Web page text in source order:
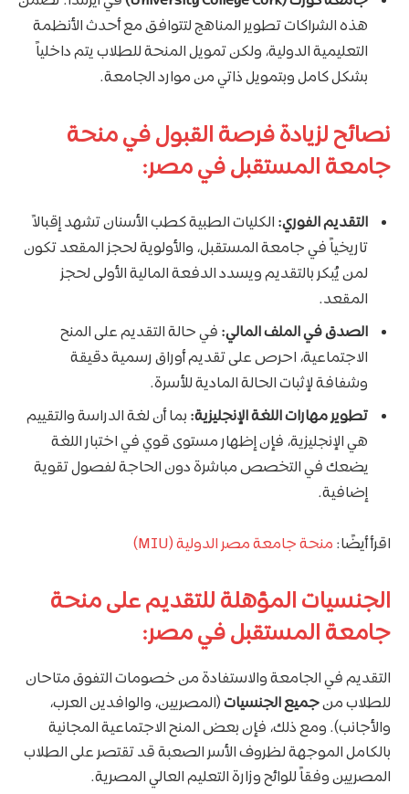
هذه الشراكات تطوير المناهج لتتوافق مع أحدث الأنظمة
التعليمية الدولية، ولكن تمويل المنحة للطلاب يتم داخلياً
بشكل كامل وبتمويل ذاتي من موارد الجامعة.
نصائح لزيادة فرصة القبول في منحة
جامعة المستقبل في مصر:
التقديم الفوري: الكليات الطبية كطب الأسنان تشهد إقبالاً
تاريخياً في جامعة المستقبل، والأولوية لحجز المقعد تكون
لمن يُبكر بالتقديم ويسدد الدفعة المالية الأولى لحجز
المقعد.
الصدق في الملف المالي: في حالة التقديم على المنح
الاجتماعية، احرص على تقديم أوراق رسمية دقيقة
وشفافة لإثبات الحالة المادية للأسرة.
تطوير مهارات اللغة الإنجليزية: بما أن لغة الدراسة والتقييم
هي الإنجليزية، فإن إظهار مستوى قوي في اختبار اللغة
يضعك في التخصص مباشرة دون الحاجة لفصول تقوية
إضافية.
اقرأ أيضًا: منحة جامعة مصر الدولية (MIU)
الجنسيات المؤهلة للتقديم على منحة
جامعة المستقبل في مصر:
التقديم في الجامعة والاستفادة من خصومات التفوق متاحان
للطلاب منجميع الجنسيات(المصريين، والوافدين العرب،
والأجانب). ومع ذلك، فإن بعض المنح الاجتماعية المجانية
بالكامل الموجهة لظروف الأسر الصعبة قد تقتصر على الطلاب
المصريين وفقاً للوائح وزارة التعليم العالي المصرية.